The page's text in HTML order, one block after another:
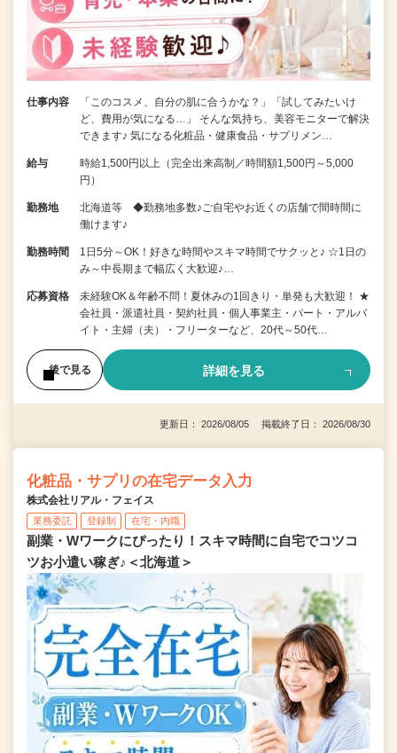
仕事内容
「このコスメ、自分の肌に合うかな？」「試してみたいけ
ど、費用が気になる…」 そんな気持ち、美容モニターで解決
できます♪ 気になる化粧品・健康食品・サプリメン…
給与
時給1,500円以上（完全出来高制／時間額1,500円～5,000
円）
勤務地
北海道等 ◆勤務地多数♪ご自宅やお近くの店舗で間時間に
働けます♪
勤務時間
1日5分～OK！好きな時間やスキマ時間でサクッと♪ ☆1日の
み～中長期まで幅広く大歓迎♪…
応募資格
未経験OK＆年齢不問！夏休みの1回きり・単発も大歓迎！ ★
会社員・派遣社員・契約社員・個人事業主・パート・アルバ
イト・主婦（夫）・フリーターなど、20代～50代…
後で見る 詳細を見る
更新日： 2026/08/05 掲載終了日： 2026/08/30
化粧品・サプリの在宅データ入力
株式会社リアル・フェイス
業務委託 登録制 在宅・内職
副業・Wワークにぴったり！スキマ時間に自宅でコツコ
ツお小遣い稼ぎ♪＜北海道＞